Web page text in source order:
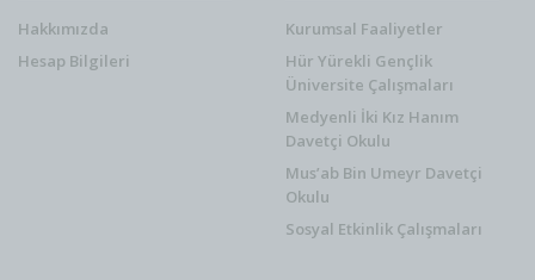
Hakkımızda
Hesap Bilgileri
Kurumsal Faaliyetler
Hür Yürekli Gençlik
Üniversite Çalışmaları
Medyenli İki Kız Hanım
Davetçi Okulu
Mus’ab Bin Umeyr Davetçi
Okulu
Sosyal Etkinlik Çalışmaları